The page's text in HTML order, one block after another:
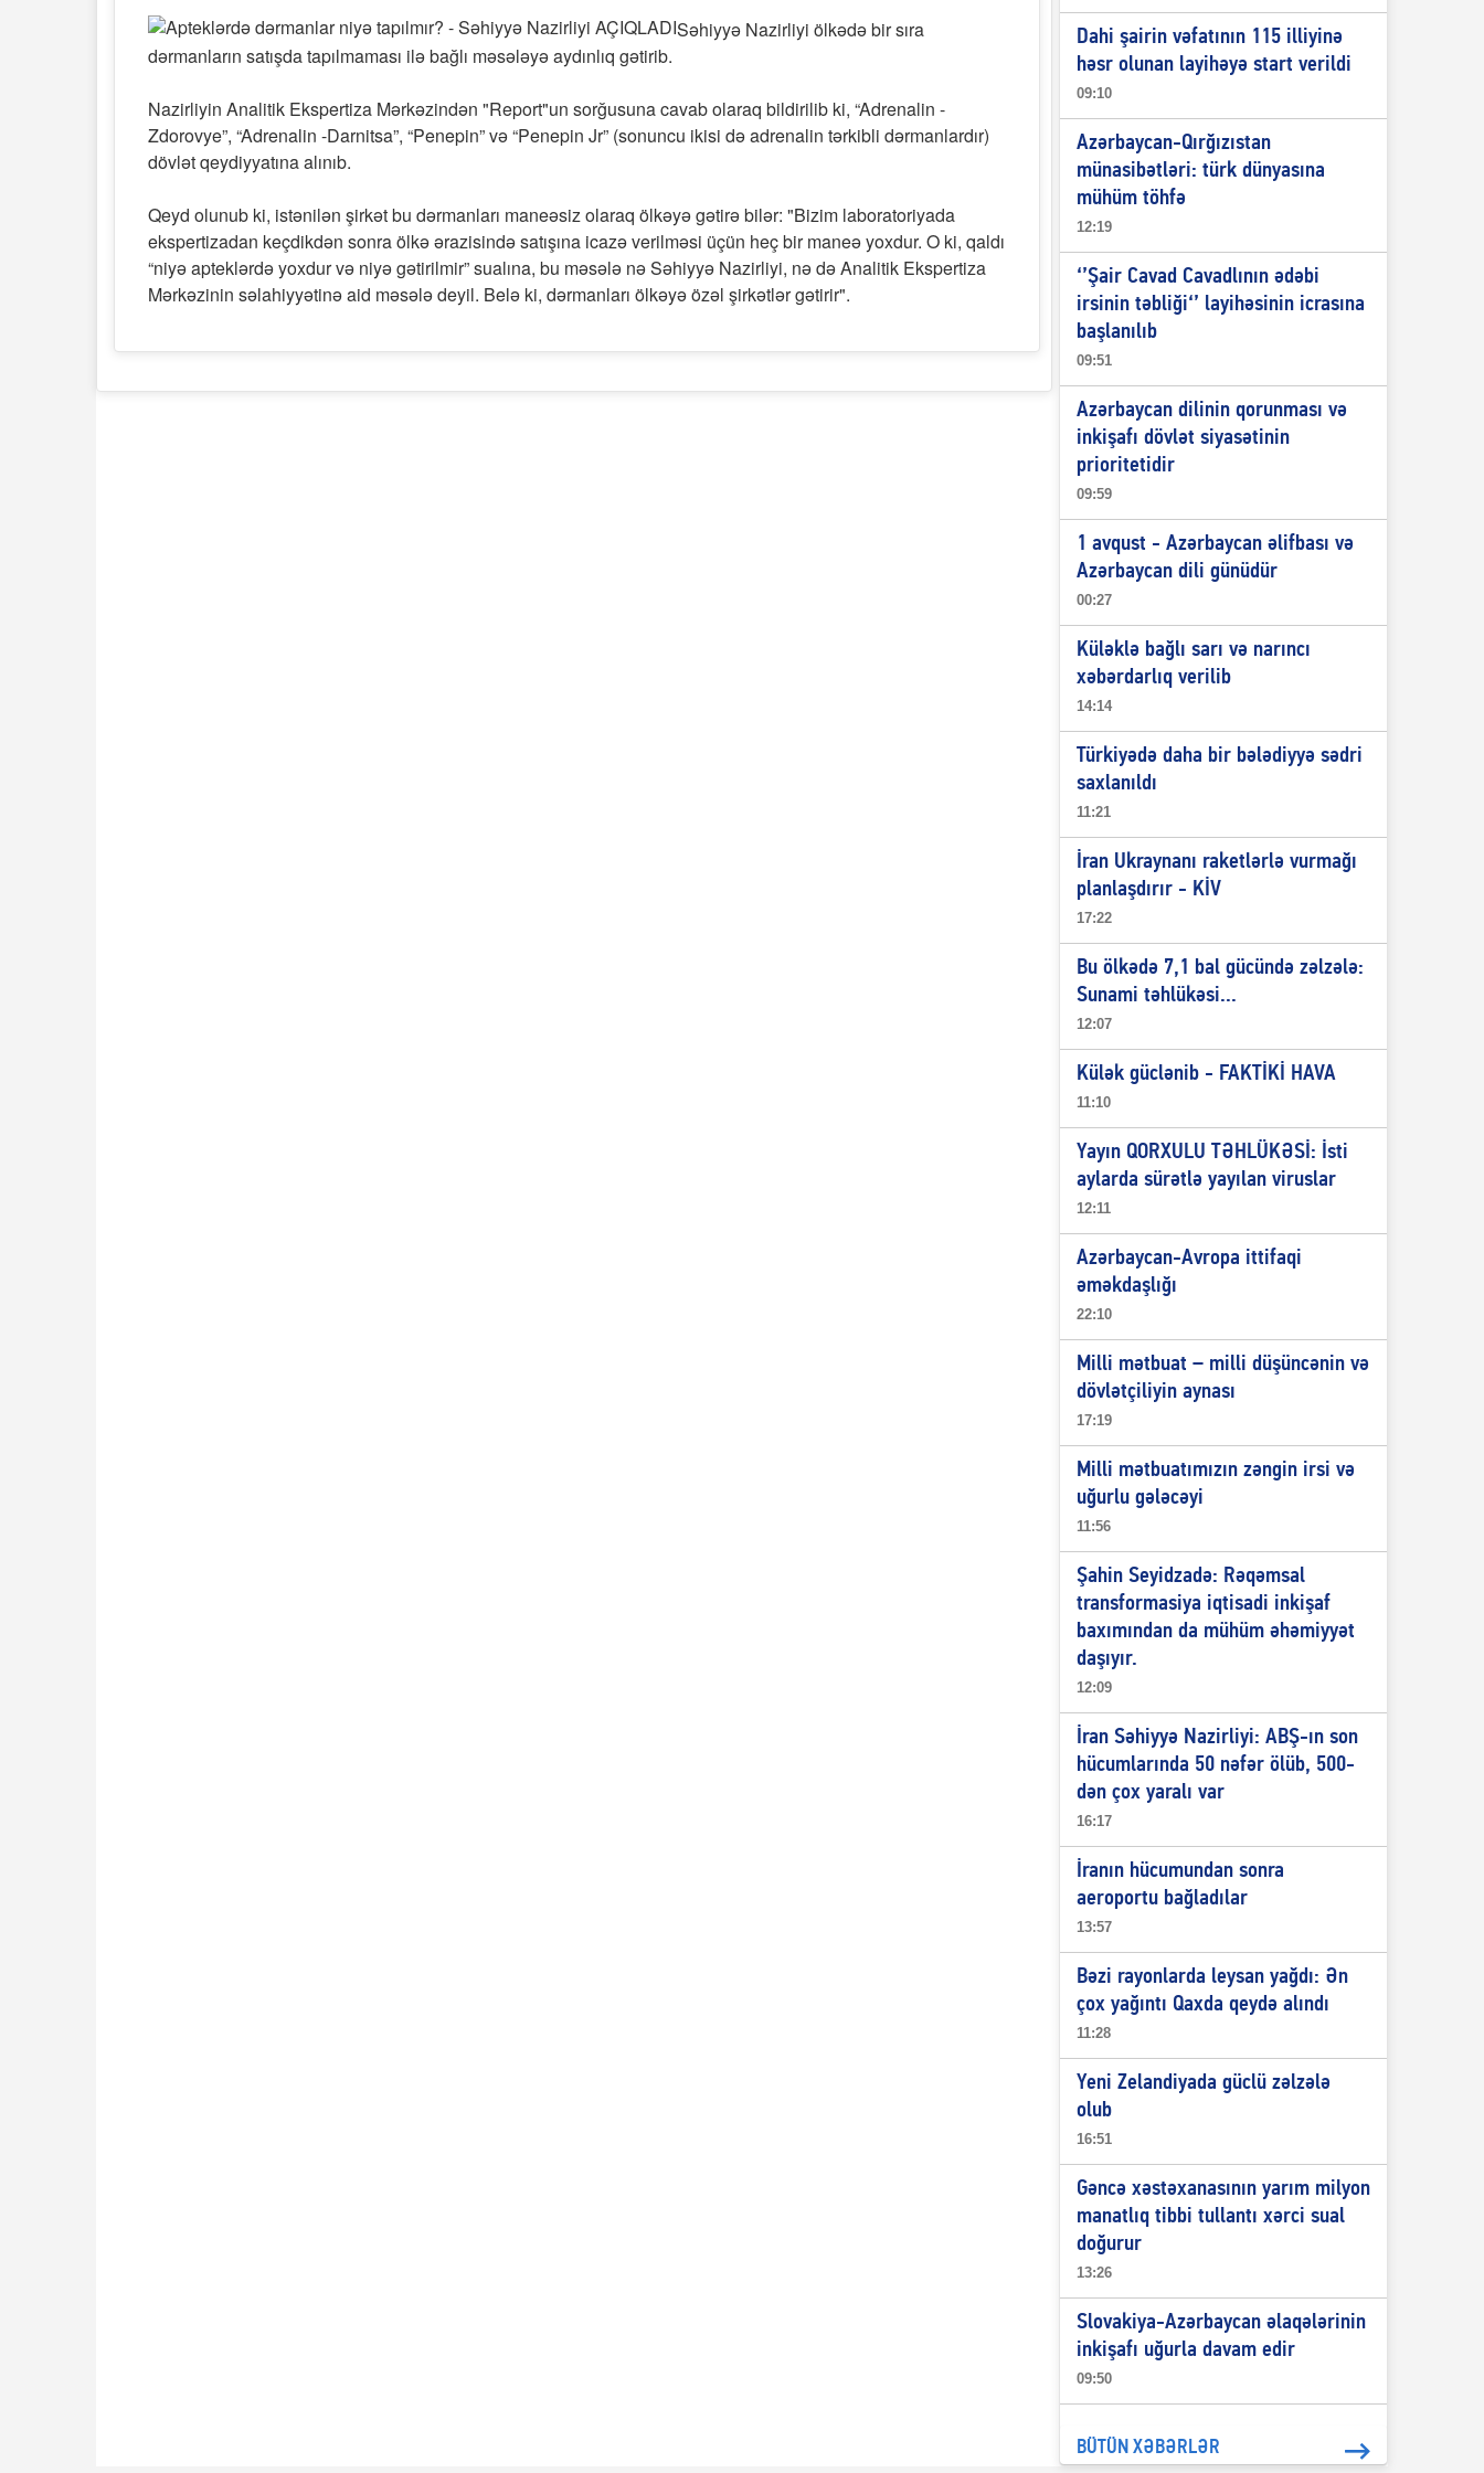
Səhiyyə Nazirliyi ölkədə bir sıra
dərmanların satışda tapılmaması ilə bağlı məsələyə aydınlıq gətirib.
Nazirliyin Analitik Ekspertiza Mərkəzindən "Report"un sorğusuna cavab olaraq bildirilib ki, “Adrenalin -
Zdorovye”, “Adrenalin -Darnitsa”, “Penepin” və “Penepin Jr” (sonuncu ikisi də adrenalin tərkibli dərmanlardır)
dövlət qeydiyyatına alınıb.
Qeyd olunub ki, istənilən şirkət bu dərmanları maneəsiz olaraq ölkəyə gətirə bilər: "Bizim laboratoriyada
ekspertizadan keçdikdən sonra ölkə ərazisində satışına icazə verilməsi üçün heç bir maneə yoxdur. O ki, qaldı
“niyə apteklərdə yoxdur və niyə gətirilmir” sualına, bu məsələ nə Səhiyyə Nazirliyi, nə də Analitik Ekspertiza
Mərkəzinin səlahiyyətinə aid məsələ deyil. Belə ki, dərmanları ölkəyə özəl şirkətlər gətirir".
Dahi şairin vəfatının 115 illiyinə
həsr olunan layihəyə start verildi
09:10
Azərbaycan-Qırğızıstan
münasibətləri: türk dünyasına
mühüm töhfə
12:19
‘’Şair Cavad Cavadlının ədəbi
irsinin təbliği‘’ layihəsinin icrasına
başlanılıb
09:51
Azərbaycan dilinin qorunması və
inkişafı dövlət siyasətinin
prioritetidir
09:59
1 avqust - Azərbaycan əlifbası və
Azərbaycan dili günüdür
00:27
Küləklə bağlı sarı və narıncı
xəbərdarlıq verilib
14:14
Türkiyədə daha bir bələdiyyə sədri
saxlanıldı
11:21
İran Ukraynanı raketlərlə vurmağı
planlaşdırır - KİV
17:22
Bu ölkədə 7,1 bal gücündə zəlzələ:
Sunami təhlükəsi...
12:07
Külək güclənib - FAKTİKİ HAVA
11:10
Yayın QORXULU TƏHLÜKƏSİ: İsti
aylarda sürətlə yayılan viruslar
12:11
Azərbaycan-Avropa ittifaqi
əməkdaşlığı
22:10
Milli mətbuat – milli düşüncənin və
dövlətçiliyin aynası
17:19
Milli mətbuatımızın zəngin irsi və
uğurlu gələcəyi
11:56
Şahin Seyidzadə: Rəqəmsal
transformasiya iqtisadi inkişaf
baxımından da mühüm əhəmiyyət
daşıyır.
12:09
İran Səhiyyə Nazirliyi: ABŞ-ın son
hücumlarında 50 nəfər ölüb, 500-
dən çox yaralı var
16:17
İranın hücumundan sonra
aeroportu bağladılar
13:57
Bəzi rayonlarda leysan yağdı: Ən
çox yağıntı Qaxda qeydə alındı
11:28
Yeni Zelandiyada güclü zəlzələ
olub
16:51
Gəncə xəstəxanasının yarım milyon
manatlıq tibbi tullantı xərci sual
doğurur
13:26
Slovakiya-Azərbaycan əlaqələrinin
inkişafı uğurla davam edir
09:50
BÜTÜN XƏBƏRLƏR